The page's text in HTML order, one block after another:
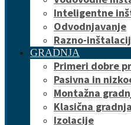
Inteligentne
Odvodnjavanje
Razno-
GRADNJA
Primeri dobre
Pasivna in
Montažna
Klasična gradnja
Izolacije